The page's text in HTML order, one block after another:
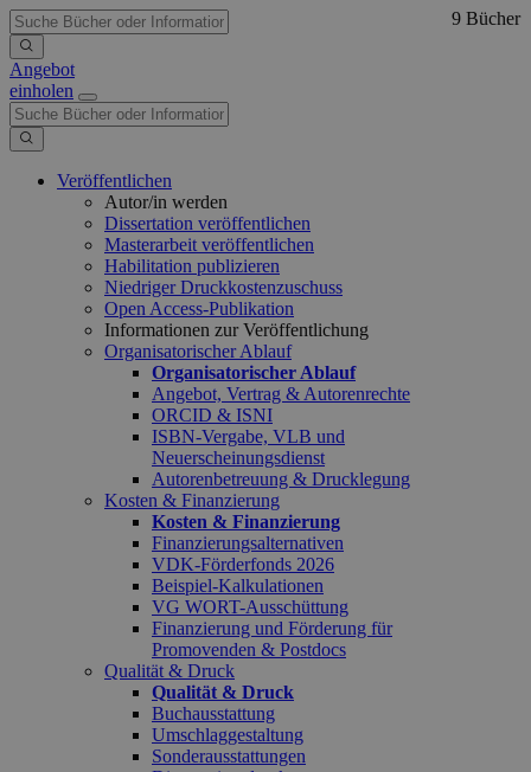
Angebot
einholen
Veröffentlichen
Autor/in werden
Dissertation veröffentlichen
Masterarbeit veröffentlichen
Habilitation publizieren
Niedriger Druckkostenzuschuss
Open Access-Publikation
Informationen zur Veröffentlichung
Organisatorischer Ablauf
Organisatorischer Ablauf
Angebot, Vertrag & Autorenrechte
ORCID & ISNI
ISBN-Vergabe, VLB und
Neuerscheinungsdienst
Autorenbetreuung & Drucklegung
Kosten & Finanzierung
Kosten & Finanzierung
Finanzierungsalternativen
VDK-Förderfonds 2026
Beispiel-Kalkulationen
VG WORT-Ausschüttung
Finanzierung und Förderung für
Promovenden & Postdocs
Qualität & Druck
Qualität & Druck
Buchausstattung
Umschlaggestaltung
Sonderausstattungen
9 Bücher